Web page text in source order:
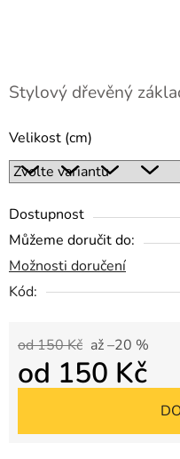
Stylový dřevěný
Velikost (cm)
Dostupnost
Můžeme doručit do:
Možnosti doručení
Kód:
od 150 Kč až –20 %
od 150 Kč